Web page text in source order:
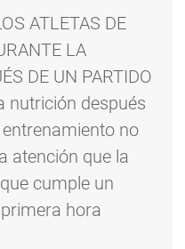
ATLETAS DE
LA
DE UN PARTIDO
nutrición después
no
atención que la
cumple un
hora